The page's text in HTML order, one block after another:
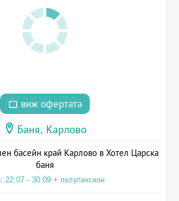
виж офертата
Баня, Карлово
басейн край Карлово в Хотел Царска
баня
22.07 - 30.09 + полупансион